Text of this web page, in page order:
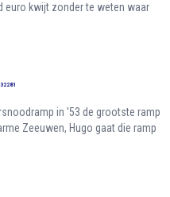
euro kwijt zonder te weten waar
in '53 de grootste ramp
Zeeuwen, Hugo gaat die ramp